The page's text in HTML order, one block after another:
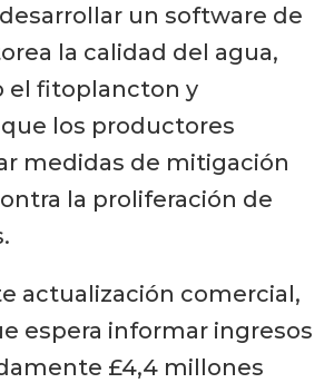
un software de
la calidad del agua,
el fitoplancton y
los productores
medidas de mitigación
la proliferación de
actualización comercial,
espera informar ingresos
£4,4 millones